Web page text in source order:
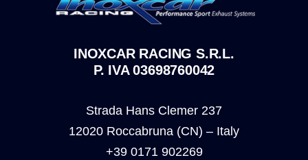
INOXCAR RACING S.R.L.
P. IVA 03698760042
Strada Hans Clemer 237
12020 Roccabruna (CN) – Italy
+39 0171 902269